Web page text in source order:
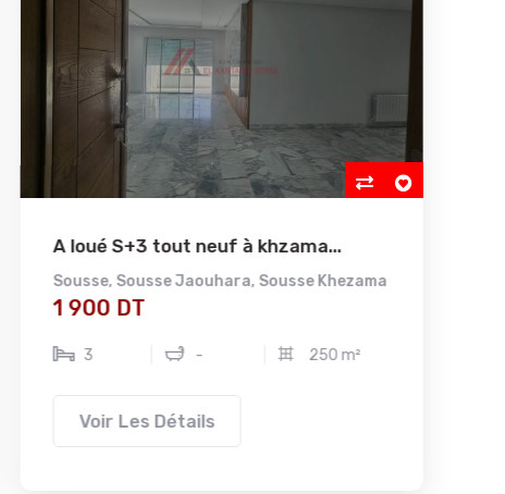
A loué S+3 tout neuf à khzama...
Sousse,Sousse Jaouhara,Sousse Khezama
1 900 DT
3 - 250 m²
Voir Les Détails